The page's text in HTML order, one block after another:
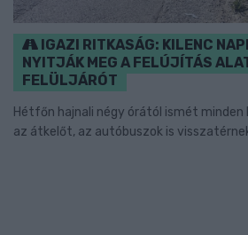
IGAZI RITKASÁG: KILENC
NYITJÁK MEG A FELÚJÍTÁS
FELÜLJÁRÓT
Hétfőn hajnali négy órától ismét minden
az átkelőt, az autóbuszok is